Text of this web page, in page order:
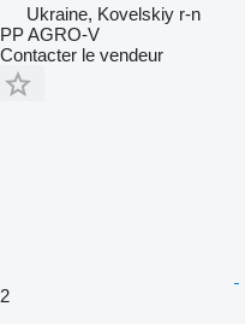
Ukraine, Kovelskiy r-n
PP AGRO-V
Contacter le vendeur
2